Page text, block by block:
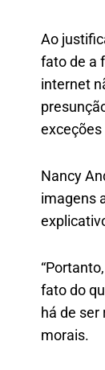
Ao
fato de a
internet
exceções
Nancy
imagens
fato do
há de ser
morais.